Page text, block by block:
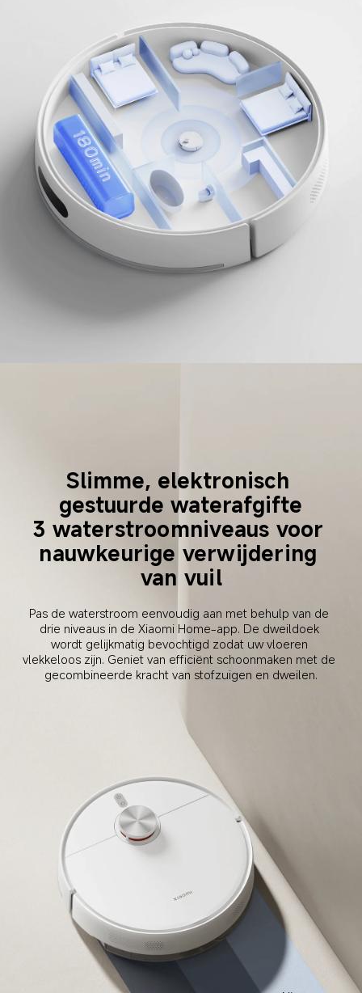
Slimme, elektronisch
gestuurde waterafgifte
3 waterstroomniveaus voor
nauwkeurige verwijdering
van vuil
Pas de waterstroom eenvoudig aan met behulp van de
drie niveaus in de Xiaomi Home-app. De dweildoek
wordt gelijkmatig bevochtigd zodat uw vloeren
vlekkeloos zijn. Geniet van efficiënt schoonmaken met de
gecombineerde kracht van stofzuigen en dweilen.